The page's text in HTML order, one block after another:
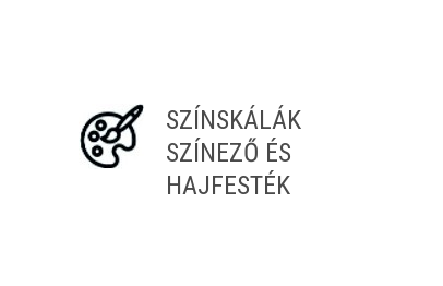
SZÍNSKÁLÁK
SZÍNEZŐ ÉS
HAJFESTÉK